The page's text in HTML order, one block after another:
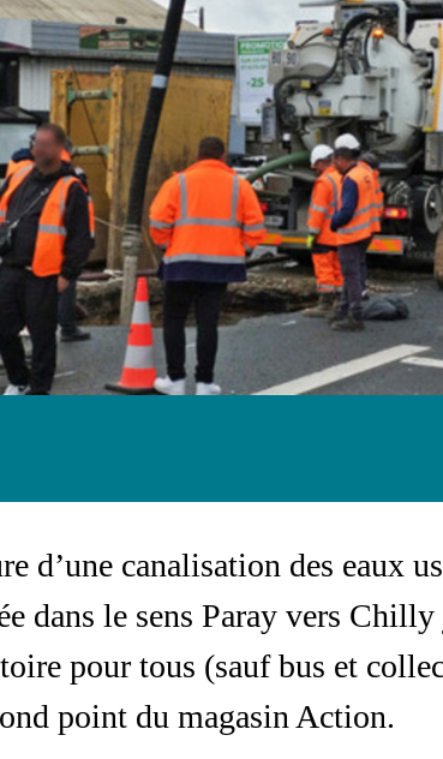
d’une canalisation des eaux
dans le sens Paray vers Chilly
pour tous (sauf bus et
point du magasin Action.